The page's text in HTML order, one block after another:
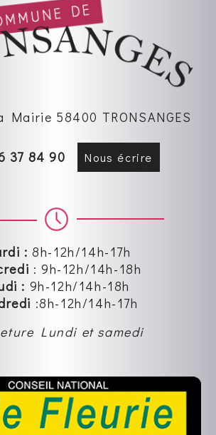
Lydie et Joël célèbrent leurs
Une surprise a été
organisée par
Corbeau, pour la
leurs noces d’or.
décisions du conseil municipal
23/07/2026
Le conseil municipal
s’est réuni sous la
présidence du
Mairie 58400 TRONSANGES
37 84 90 Nous écrire
: 8h-12h/14h-17h
:9h-12h/14h-18h
: 9h-12h/14h-18h
:8h-12h/14h-17h
Lundi et samedi